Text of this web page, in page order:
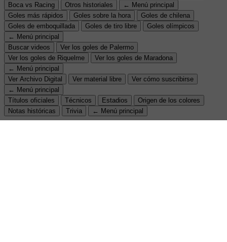
Boca vs Racing
Otros historiales
← Menú principal
Goles más rápidos
Goles sobre la hora
Goles de chilena
Goles de emboquillada
Goles de tiro libre
Goles olímpicos
← Menú principal
Buscar videos
Ver los goles de Palermo
Ver los goles de Riquelme
Ver los goles de Maradona
← Menú principal
Ver Archivo Digital
Ver material libre
Ver cómo suscribirse
← Menú principal
Títulos oficiales
Técnicos Estadios
Origen de los colores
Notas históricas
Trivia ← Menú principal